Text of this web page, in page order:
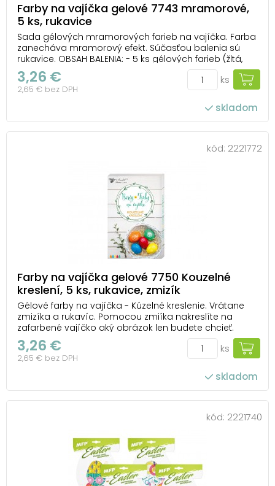
Farby na vajíčka gelové 7743 mramorové,
5 ks, rukavice
Sada gélových mramorových farieb na vajíčka. Farba
zanecháva mramorový efekt. Súčasťou balenia sú
rukavice. OBSAH BALENIA: - 5 ks gélových farieb (žltá,
fialová, červená, modrá, zelená) - rukavice NÁVOD: 1.
Vajcia uvarte v osolenej vode. 2. Farby pomocou
nožníc oddeľte. Fľaštičky s farb...
3,26 €
2,65 € bez DPH
ks
skladom
kód: 2221772
Farby na vajíčka gelové 7750 Kouzelné
kreslení, 5 ks, rukavice, zmizík
Gélové farby na vajíčka - Kúzelné kreslenie. Vrátane
zmizíka a rukavíc. Pomocou zmiíka nakreslíte na
zafarbené vajíčko aký obrázok len budete chcieť.
OBSAH BALENIA: - 5 ks gélových farieb (žltá, oranžová,
červená, modrá, zelená) - rukavice - tekutina (4 ml) -
fix NÁVOD: 1. Vajcia uvart...
3,26 €
2,65 € bez DPH
ks
skladom
kód: 2221740